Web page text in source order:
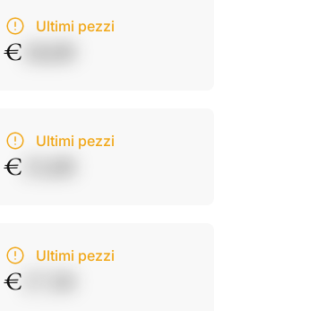
Ultimi pezzi
€
Ultimi pezzi
€
Ultimi pezzi
€